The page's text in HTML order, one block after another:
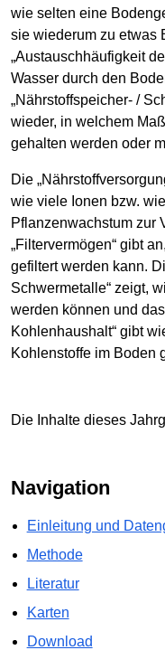
wie selten eine
sie wiederum zu etwas
„Austauschhäufigkeit
Wasser durch den
„Nährstoffspeicher- /
wieder, in welchem
gehalten werden oder
Die
wie viele Ionen bzw.
Pflanzenwachstum zur
„Filtervermögen“ gibt
gefiltert werden kann.
Schwermetalle“ zeigt,
werden können und
Kohlenhaushalt“ gibt
Kohlenstoffe im Boden
Die Inhalte dieses
Navigation
Einleitung und
Methode
Literatur
Karten
Download